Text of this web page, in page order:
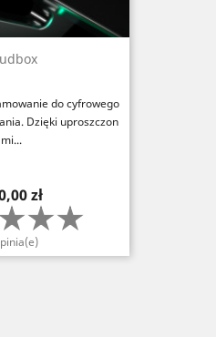
do cyfrowego
Dzięki uproszczon
zł